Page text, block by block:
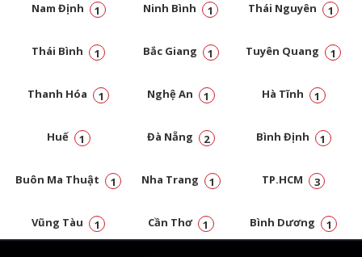
Nam Định 1 Ninh Bình 1 Thái Nguyên 1
Thái Bình 1 Bắc Giang 1 Tuyên Quang 1
Thanh Hóa 1 Nghệ An 1 Hà Tĩnh 1
Huế 1 Đà Nẵng 2 Bình Định 1
Buôn Ma Thuật 1 Nha Trang 1 TP.HCM 3
Vũng Tàu 1 Cần Thơ 1 Bình Dương 1